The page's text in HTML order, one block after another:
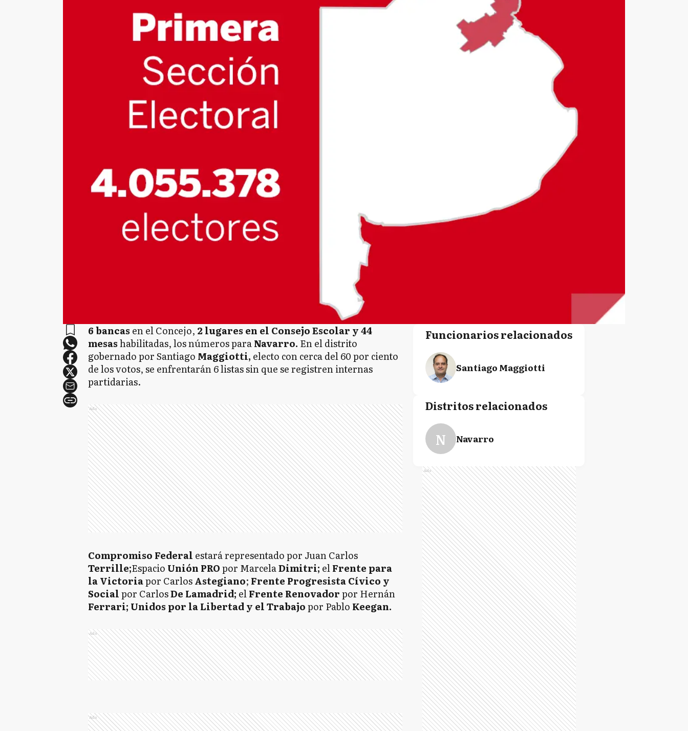
6 bancas en el Concejo, 2 lugares en el Consejo Escolar y44
mesashabilitadas, los números paraNavarro. En el distrito
gobernado por Santiago Maggiotti, electo con cerca del 60 por ciento
de los votos, se enfrentarán 6 listas sin que se registren internas
partidarias.
Ads
Compromiso Federal estará representado por Juan Carlos
Terrille;Espacio Unión PROpor MarcelaDimitri; elFrente para
la Victoriapor CarlosAstegiano; Frente Progresista Cívico y
Socialpor CarlosDe Lamadrid; elFrente Renovadorpor Hernán
Ferrari; Unidos por la Libertad y el Trabajopor Pablo Keegan.
Ads
Ads
Funcionarios relacionados
Santiago Maggiotti
Distritos relacionados
N Navarro
Ads